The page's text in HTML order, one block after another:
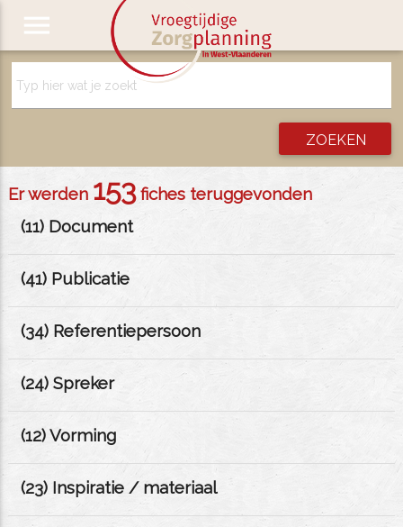
menu
Er werden 153fiches teruggevonden
(11) Document
(41) Publicatie
(34) Referentiepersoon
(24) Spreker
(12) Vorming
(23) Inspiratie / materiaal